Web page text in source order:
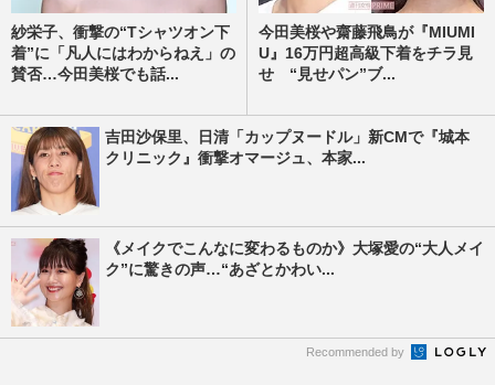
紗栄子、衝撃の“Tシャツオン下
着”に「凡人にはわからねえ」の
賛否…今田美桜でも話...
今田美桜や齋藤飛鳥が『MIUMI
U』16万円超高級下着をチラ見
せ “見せパン”ブ...
吉田沙保里、日清「カップヌードル」新CMで『城本
クリニック』衝撃オマージュ、本家...
《メイクでこんなに変わるものか》大塚愛の“大人メイ
ク”に驚きの声…“あざとかわい...
Recommended by